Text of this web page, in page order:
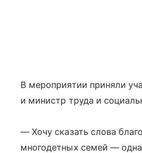
В мероприятии приняли
и министр труда и
— Хочу сказать слова
многодетных семей —